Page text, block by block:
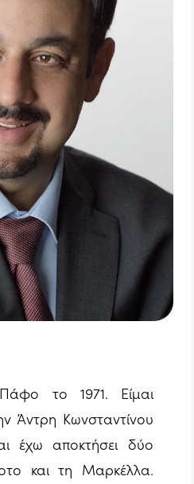
το 1971. Είμαι
Άντρη Κωνσταντίνου
έχω αποκτήσει δύο
και τη Μαρκέλλα.